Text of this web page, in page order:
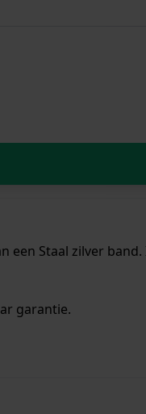
een Staal zilver
garantie.